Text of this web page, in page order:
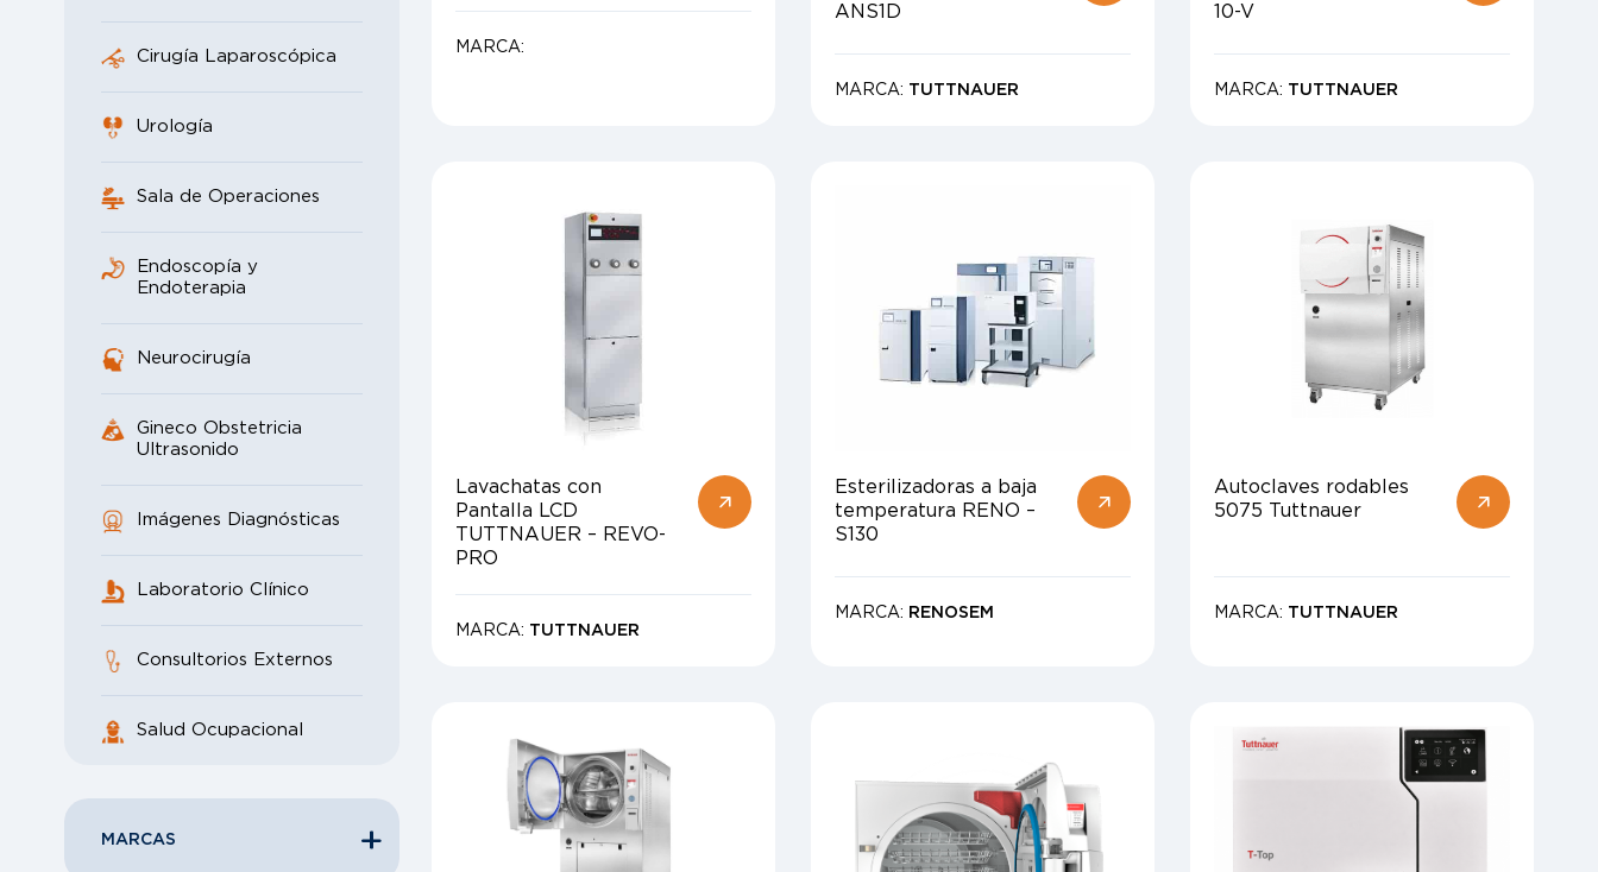
Cirugía Laparoscópica
Urología
Sala de Operaciones
Endoscopía y
Endoterapia
Neurocirugía
Gineco Obstetricia
Ultrasonido
Imágenes Diagnósticas
Laboratorio Clínico
Consultorios Externos
Salud Ocupacional
MARCAS
MARCA:
ANS1D
MARCA: TUTTNAUER
10-V
MARCA: TUTTNAUER
Lavachatas con
Pantalla LCD
TUTTNAUER – REVO-
PRO
MARCA: TUTTNAUER
Esterilizadoras a baja
temperatura RENO –
S130
MARCA: RENOSEM
Autoclaves rodables
5075 Tuttnauer
MARCA: TUTTNAUER